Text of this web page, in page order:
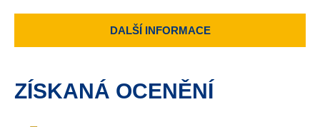
DALŠÍ INFORMACE
ZÍSKANÁ OCENĚNÍ